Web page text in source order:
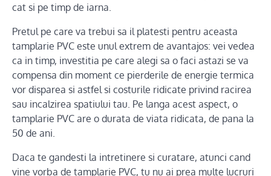
cat si pe timp de iarna.
Pretul pe care va trebui sa il platesti pentru aceasta
tamplarie PVC este unul extrem de avantajos: vei vedea
ca in timp, investitia pe care alegi sa o faci astazi se va
compensa din moment ce pierderile de energie termica
vor disparea si astfel si costurile ridicate privind racirea
sau incalzirea spatiului tau. Pe langa acest aspect, o
tamplarie PVC are o durata de viata ridicata, de pana la
50 de ani.
Daca te gandesti la intretinere si curatare, atunci cand
vine vorba de tamplarie PVC, tu nu ai prea multe lucruri